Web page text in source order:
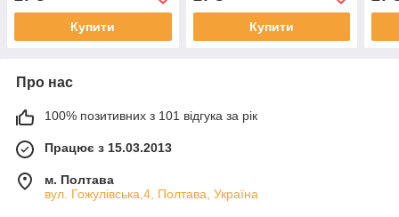
Купити Купити
Про нас
100% позитивних з 101 відгука за рік
Працює з 15.03.2013
м. Полтава
вул. Гожулівська,4, Полтава, Україна